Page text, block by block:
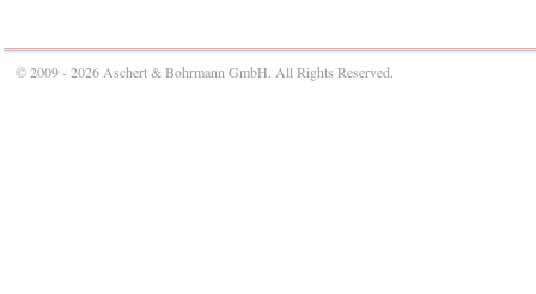
© 2009 - 2026 Aschert & Bohrmann GmbH. All Rights Reserved.